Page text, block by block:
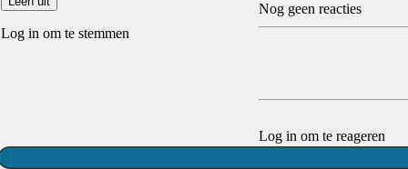
Log in om te stemmen
Nog geen reacties
Log in om te reageren